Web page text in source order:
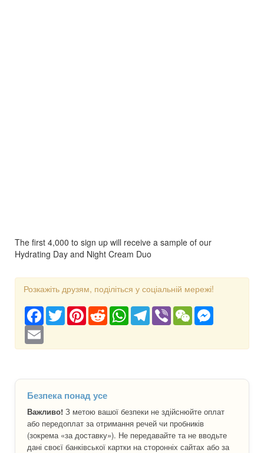
The first 4,000 to sign up will receive a sample of our
Hydrating Day and Night Cream Duo
Розкажіть друзям, поділіться у соціальній мережі!
Facebook
TwitterPinterestRedditWhatsAppTelegram
Viber WeChat
Безпека понад усе
Важливо! З метою вашої безпеки не здійснюйте оплат
або передоплат за отримання речей чи пробників
(зокрема «за доставку»). Не передавайте та не вводьте
дані своєї банківської картки на сторонніх сайтах або за